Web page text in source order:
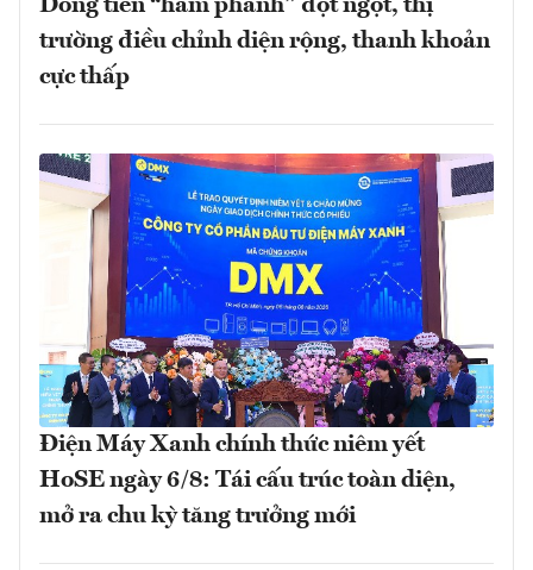
Dòng tiền “hãm phanh” đột ngột, thị
trường điều chỉnh diện rộng, thanh khoản
cực thấp
Điện Máy Xanh chính thức niêm yết
HoSE ngày 6/8: Tái cấu trúc toàn diện,
mở ra chu kỳ tăng trưởng mới